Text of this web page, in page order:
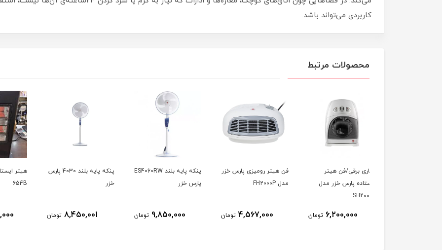
کاربردی می‌تواند باشد.
محصولات مرتبط
فن هیتر رومیزی پارس خزر
مدل FH2000P
4,567,000 تومان
پنکه پایه بلند ES4060RW
پارس خزر
9,850,000 تومان
پنکه پایه بلند 4030 پارس
خزر
8,450,001 تومان 13,500,000 تومان
خزر